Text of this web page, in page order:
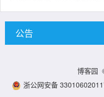
公告
博客园
浙公网安备